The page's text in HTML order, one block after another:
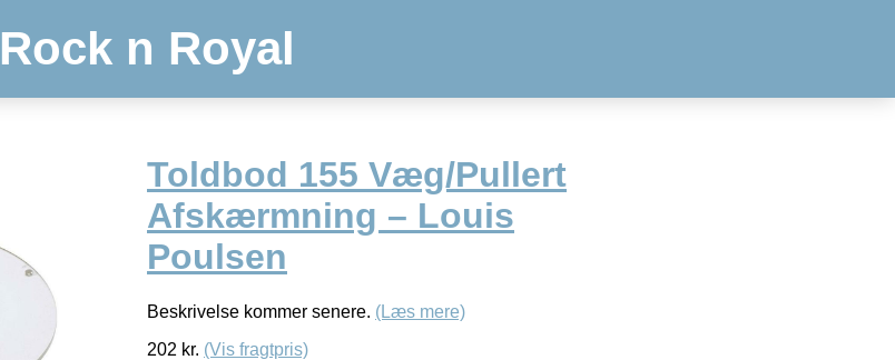
Rock n Royal
Toldbod 155 Væg/Pullert
Afskærmning – Louis
Poulsen
Beskrivelse kommer senere. (Læs mere)
202 kr. (Vis fragtpris)